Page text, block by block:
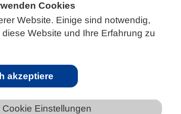
Cookies
Website. Einige sind notwendig,
Website und Ihre Erfahrung zu
akzeptiere
Cookie Einstellungen